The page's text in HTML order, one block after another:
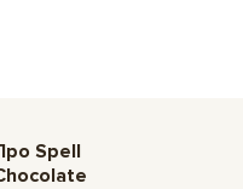
Spell